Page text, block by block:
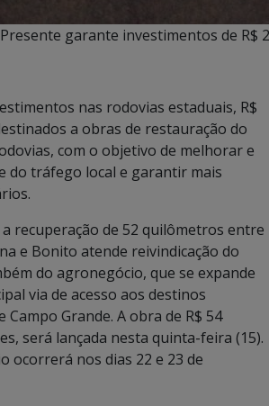
garante investimentos de
nas rodovias estaduais, R$
a obras de restauração do
com o objetivo de melhorar e
do tráfego local e garantir mais
recuperação de 52 quilômetros entre
e Bonito atende reivindicação do
do agronegócio, que se expande
via de acesso aos destinos
Grande. A obra de R$ 54
será lançada nesta quinta-feira (15).
ocorrerá nos dias 22 e 23 de